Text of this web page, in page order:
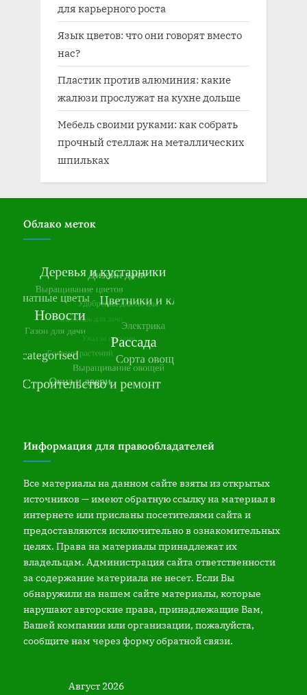
для карьерного роста
Язык цветов: что они говорят вместо
нас?
Пластик против алюминия: какие
жалюзи прослужат на кухне дольше
Мебель своими руками: как собрать
прочный стеллаж на металлических
шпильках
Облако меток
Информация для правообладателей
Все материалы на данном сайте взяты из открытых
источников — имеют обратную ссылку на материал в
интернете или присланы посетителями сайта и
предоставляются исключительно в ознакомительных
целях. Права на материалы принадлежат их
владельцам. Администрация сайта ответственности
за содержание материала не несет. Если Вы
обнаружили на нашем сайте материалы, которые
нарушают авторские права, принадлежащие Вам,
Вашей компании или организации, пожалуйста,
сообщите нам через форму обратной связи.
Август 2026